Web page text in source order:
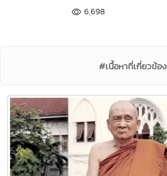
6,698
#เนื้อหาที่เกี่ยวข้อง